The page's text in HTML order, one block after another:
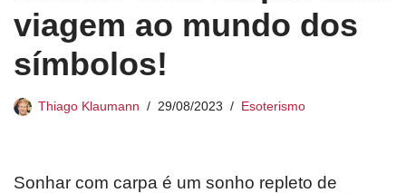
viagem ao mundo dos
símbolos!
Thiago Klaumann 29/08/2023 Esoterismo
Sonhar com carpa é um sonho repleto de